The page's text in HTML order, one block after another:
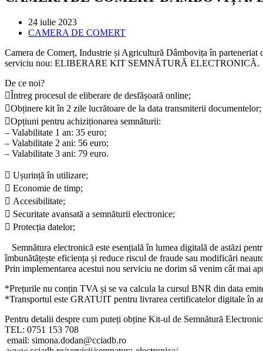
Post
published:
24 iulie 2023
Post
CAMERA DE COMERT
Camera de Comerț, Industrie și Agricultură Dâmbovița în
serviciu nou: ELIBERARE KIT SEMNĂTURĂ ELECTRONICĂ.
De ce noi?
Întreg procesul de eliberare de desfășoară online;
Obținere kit în 2 zile lucrătoare de la data transmiterii documentelor;
Opțiuni pentru achiziționarea semnăturii:
– Valabilitate 1 an: 35 euro;
– Valabilitate 2 ani: 56 euro;
– Valabilitate 3 ani: 79 euro.
 Ușurință în utilizare;
 Economie de timp;
 Accesibilitate;
 Securitate avansată a semnăturii electronice;
 Protecția datelor;
Semnătura electronică este esențială în lumea digitală de astăzi
îmbunătățește eficiența și reduce riscul de fraude sau modificări
Prin implementarea acestui nou serviciu ne dorim să venim cât mai
*Prețurile nu conțin TVA și se va calcula la cursul BNR din data
*Transportul este GRATUIT pentru livrarea certificatelor digitale în
Pentru detalii despre cum puteți obține Kit-ul de Semnătură
TEL: 0751 153 708
email: simona.dodan@cciadb.ro